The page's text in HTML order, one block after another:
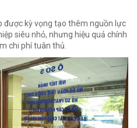
được kỳ vọng tạo thêm nguồn lực
siêu nhỏ, nhưng hiệu quả chính
chi phí tuân thủ.